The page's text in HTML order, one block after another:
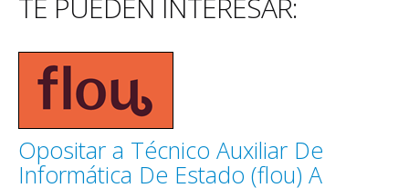
Opositar a Técnico Auxiliar De
Informática De Estado (flou) A